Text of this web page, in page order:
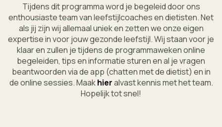
Tijdens dit programma word je begeleid door ons
enthousiaste team van leefstijlcoaches en dietisten. Net
als jij zijn wij allemaal uniek en zetten we onze eigen
expertise in voor jouw gezonde leefstijl. Wij staan voor je
klaar en zullen je tijdens de programmaweken online
begeleiden, tips en informatie sturen en al je vragen
beantwoorden via de app (chatten met de dietist) en in
de online sessies. Maakhieralvast kennis met het team.
Hopelijk tot snel!